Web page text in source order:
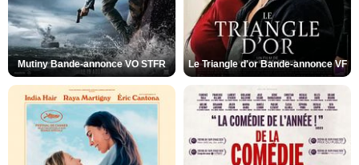
Mutiny Bande-annonce VO STFR Le Triangle d'or Bande-annonce VF